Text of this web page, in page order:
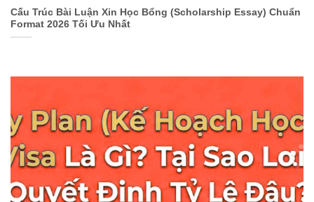
Cấu Trúc Bài Luận Xin Học Bổng (Scholarship Essay) Chuẩn
Format 2026 Tối Ưu Nhất